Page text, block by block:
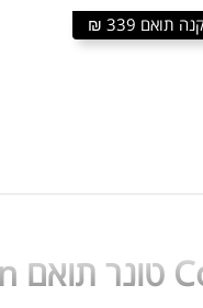
קנה תואם 339 ₪